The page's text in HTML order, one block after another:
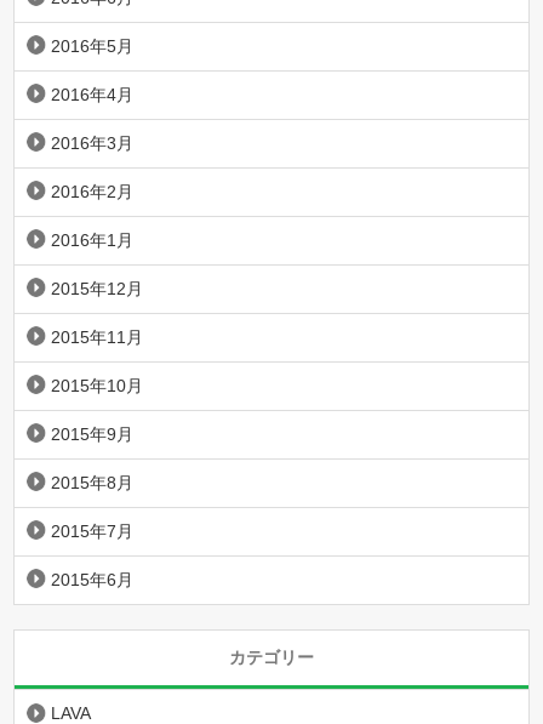
2016年5月
2016年4月
2016年3月
2016年2月
2016年1月
2015年12月
2015年11月
2015年10月
2015年9月
2015年8月
2015年7月
2015年6月
カテゴリー
LAVA